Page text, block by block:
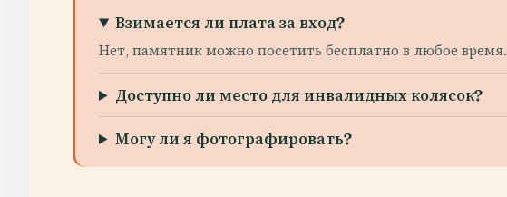
Взимается ли плата за вход?
Нет, памятник можно посетить бесплатно в любое время.
Доступно ли место для инвалидных колясок?
Могу ли я фотографировать?